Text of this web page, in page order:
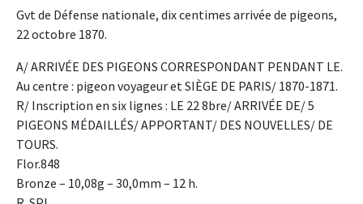
Gvt de Défense nationale, dix centimes arrivée de pigeons,
22 octobre 1870.
A/ ARRIVÉE DES PIGEONS CORRESPONDANT PENDANT LE.
Au centre : pigeon voyageur et SIÈGE DE PARIS/ 1870-1871.
R/ Inscription en six lignes : LE 22 8bre/ ARRIVÉE DE/ 5
PIGEONS MÉDAILLÉS/ APPORTANT/ DES NOUVELLES/ DE
TOURS.
Flor.848
Bronze – 10,08g – 30,0mm – 12 h.